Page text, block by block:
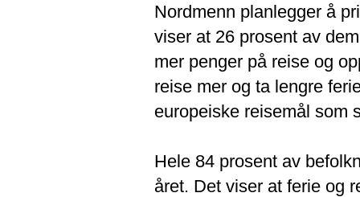
Nordmenn planlegger å
viser at 26 prosent av
mer penger på reise og
reise mer og ta lengre
europeiske reisemål som
Hele 84 prosent av
året. Det viser at ferie og